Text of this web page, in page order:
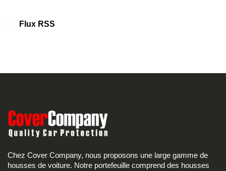
Flux RSS
Chez Cover Company, nous proposons une large gamme de
housses de voiture. Notre portefeuille comprend des housses